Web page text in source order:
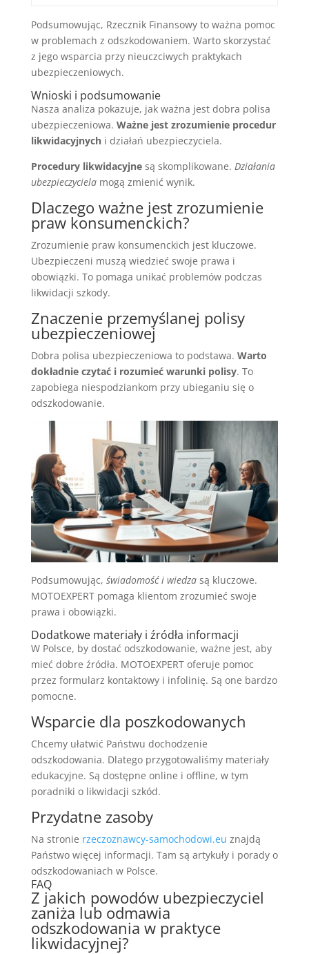
Podsumowując, Rzecznik Finansowy to ważna pomoc
w problemach z odszkodowaniem. Warto skorzystać
z jego wsparcia przy nieuczciwych praktykach
ubezpieczeniowych.
Wnioski i podsumowanie
Nasza analiza pokazuje, jak ważna jest dobra polisa
ubezpieczeniowa. Ważne jest zrozumienie procedur
likwidacyjnychi działań ubezpieczyciela.
Procedury likwidacyjnesą skomplikowane. Działania
ubezpieczycielamogą zmienić wynik.
Dlaczego ważne jest zrozumienie
praw konsumenckich?
Zrozumienie praw konsumenckich jest kluczowe.
Ubezpieczeni muszą wiedzieć swoje prawa i
obowiązki. To pomaga unikać problemów podczas
likwidacji szkody.
Znaczenie przemyślanej polisy
ubezpieczeniowej
Dobra polisa ubezpieczeniowa to podstawa. Warto
dokładnie czytać i rozumieć warunki polisy. To
zapobiega niespodziankom przy ubieganiu się o
odszkodowanie.
Podsumowując, świadomość i wiedzasą kluczowe.
MOTOEXPERT pomaga klientom zrozumieć swoje
prawa i obowiązki.
Dodatkowe materiały i źródła informacji
W Polsce, by dostać odszkodowanie, ważne jest, aby
mieć dobre źródła. MOTOEXPERT oferuje pomoc
przez formularz kontaktowy i infolinię. Są one bardzo
pomocne.
Wsparcie dla poszkodowanych
Chcemy ułatwić Państwu dochodzenie
odszkodowania. Dlatego przygotowaliśmy materiały
edukacyjne. Są dostępne online i offline, w tym
poradniki o likwidacji szkód.
Przydatne zasoby
Na stronie rzeczoznawcy-samochodowi.eu znajdą
Państwo więcej informacji. Tam są artykuły i porady o
odszkodowaniach w Polsce.
FAQ
Z jakich powodów ubezpieczyciel
zaniża lub odmawia
odszkodowania w praktyce
likwidacyjnej?